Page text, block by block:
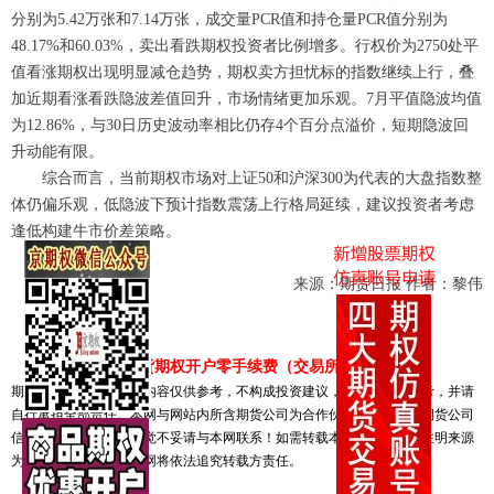
分别为5.42万张和7.14万张，成交量PCR值和持仓量PCR值分别为
48.17%和60.03%，卖出看跌期权投资者比例增多。行权价为2750处平
值看涨期权出现明显减仓趋势，期权卖方担忧标的指数继续上行，叠
加近期看涨看跌隐波差值回升，市场情绪更加乐观。7月平值隐波均值
为12.86%，与30日历史波动率相比仍存4个百分点溢价，短期隐波回
升动能有限。
综合而言，当前期权市场对上证50和沪深300为代表的大盘指数整
体仍偏乐观，低隐波下预计指数震荡上行格局延续，建议投资者考虑
逢低构建牛市价差策略。
来源：期货日报 作者：黎伟
线上手机期货期权开户零手续费（交易所标准不加收）
期权中国网声明：文章内容仅供参考，不构成投资建议，请读者仅作参考，并请
自行承担全部责任。本网与网站内所含期货公司为合作伙伴关系，所载期货公司
信息均为网络采集，若觉不妥请与本网联系！如需转载本网原创文章请注明来源
为期权中国网，否则本网将依法追究转载方责任。